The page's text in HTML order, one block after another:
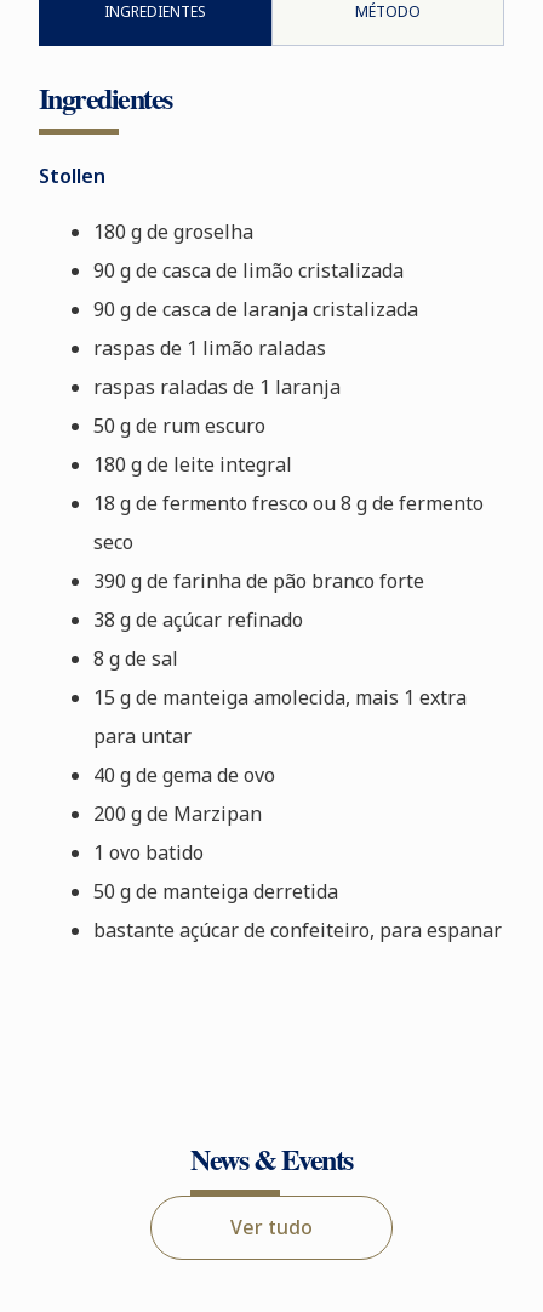
INGREDIENTES MÉTODO
Ingredientes
Stollen
180 g de groselha
90 g de casca de limão cristalizada
90 g de casca de laranja cristalizada
raspas de 1 limão raladas
raspas raladas de 1 laranja
50 g de rum escuro
180 g de leite integral
18 g de fermento fresco ou 8 g de fermento
seco
390 g de farinha de pão branco forte
38 g de açúcar refinado
8 g de sal
15 g de manteiga amolecida, mais 1 extra
para untar
40 g de gema de ovo
200 g de Marzipan
1 ovo batido
50 g de manteiga derretida
bastante açúcar de confeiteiro, para espanar
News & Events
Ver tudo